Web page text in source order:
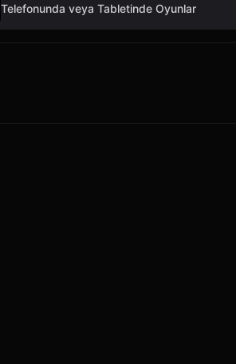
Telefonunda veya Tabletinde Oyunlar